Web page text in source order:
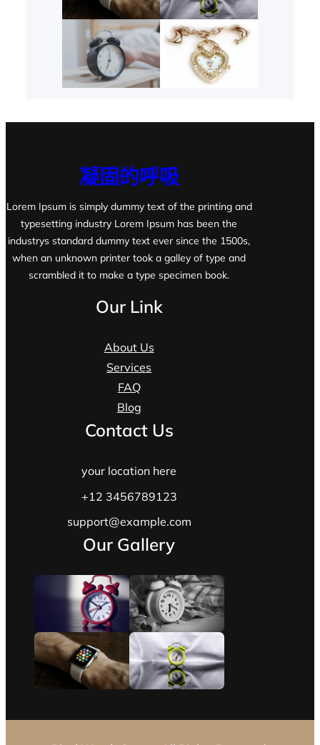
凝固的呼吸
Lorem Ipsum is simply dummy text of the printing and
typesetting industry Lorem Ipsum has been the
industrys standard dummy text ever since the 1500s,
when an unknown printer took a galley of type and
scrambled it to make a type specimen book.
Our Link
About Us
Services
FAQ
Blog
Contact Us
your location here
+12 3456789123
support@example.com
Our Gallery